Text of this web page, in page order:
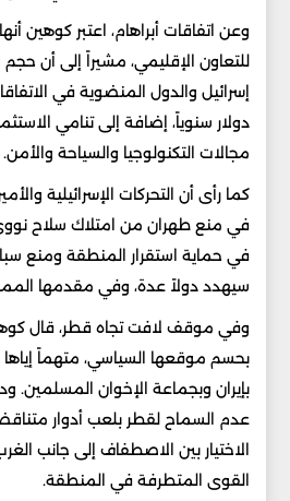
وعن اتفاقات أبراهام، اعتبر كوهين
للتعاون الإقليمي، مشيراً إلى أن حجم
إسرائيل والدول المنضوية في
دولار سنوياً، إضافة إلى تنامي
مجالات التكنولوجيا والسياحة والأمن.
كما رأى أن التحركات الإسرائيلية
في منع طهران من امتلاك سلاح
في حماية استقرار المنطقة ومنع
سيهدد دولاً عدة، وفي مقدمها
وفي موقف لافت تجاه قطر، قال
بحسم موقعها السياسي، متهماً
بإيران وبجماعة الإخوان المسلمين.
عدم السماح لقطر بلعب أدوار
الاختيار بين الاصطفاف إلى جانب
القوى المتطرفة في المنطقة.